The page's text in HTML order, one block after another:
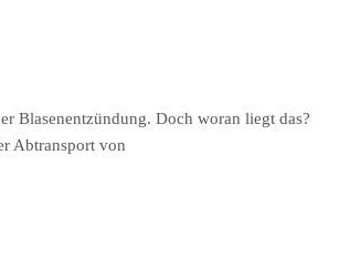
Blasenentzündung. Doch woran liegt das?
Abtransport von